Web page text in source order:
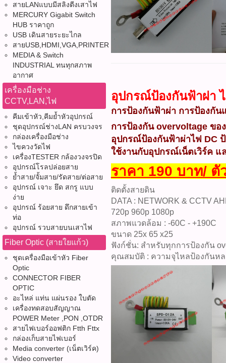
สายLANแบบมีสลิงตีงเสาไฟ
MERCURY Gigabit Switch
HUB ราคาถูก
USB เดินสายระยะไกล
สายUSB,HDMI,VGA,PRINTER
MEDIA & Switch
INDUSTRIAL ทนทุกสภาพ
อากาศ
เครื่องมือช่าง
CCTV,LAN,ไฟ
คีมเข้าหัว,คีมย้ำหัวอุปกรณ์
ชุดอุปกรณ์ช่างLAN ครบวงจร
กล่องเครื่องมือช่าง
ไขควงวัดไฟ
เครื่องTESTER กล้องวงจรปิด
อุปกรณ์โรลปล่อยสาย
ย้ำสาย/จั้มสาย/รัดสาย/ต่อสาย
อุปกรณ์ เจาะ ยึด สกรู แบบ
ง่าย
อุปกรณ์ ร้อยสาย ดึกสายเข้า
ท่อ
อุปกรณ์ รวบสายบนเสาไฟ
Fiber Optic (สายใยแก้ว)
ชุดเครื่องมือเข้าหัว Fiber
Optic
CONNECTOR FIBER
OPTIC
อะไหล่ แท่น แผ่นรอง ใบตัด
เครื่องทดสอบสัญญาณ
POWER Meter ,PON ,OTDR
สายไฟเบอร์ออฟติก Ftth Fttx
กล่องเก็บสายไฟเบอร์
Media converter (เน็ตเวิร์ค)
Video converter
อุปกรณ์ป้องกันฟ้าผ่า
การป้องกันฟ้าผ่า การป้องกั
การป้องกัน overvoltage ขอ
อุปกรณ์ป้องกันฟ้าผ่าไฟ DC
ใช้งานกับอุปกรณ์เน็ตเวิร์ค แ
ราคา 190 บาท/ ตั
ติดตั้งสายดิน
DATA : NETWORK & CCTV
720p 960p 1080p
สภาพแวดล้อม : -60C - +190C
ขนาด 25x 65 x25
ฟังก์ชั่น: สำหรับทุกการป้องกัน
คุณสมบัติ : ความจุไหลป้องกันหล